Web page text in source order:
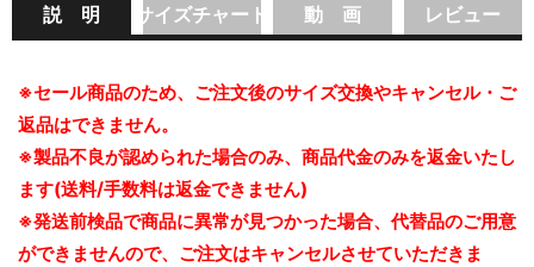
説 明 サイズチャート 動 画 レビュー
※セール商品のため、ご注文後のサイズ交換やキャンセル・ご
返品はできません。
※製品不良が認められた場合のみ、商品代金のみを返金いたし
ます(送料/手数料は返金できません)
※発送前検品で商品に異常が見つかった場合、代替品のご用意
ができませんので、ご注文はキャンセルさせていただきま